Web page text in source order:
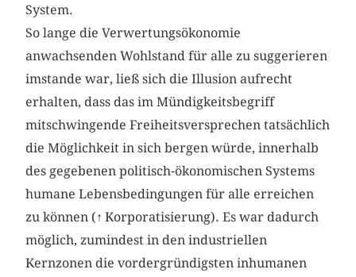
System.
So lange die Verwertungsökonomie
anwachsenden Wohlstand für alle zu suggerieren
imstande war, ließ sich die Illusion aufrecht
erhalten, dass das im Mündigkeitsbegriff
mitschwingende Freiheitsversprechen tatsächlich
die Möglichkeit in sich bergen würde, innerhalb
des gegebenen politisch-ökonomischen Systems
humane Lebensbedingungen für alle erreichen
zu können (↑Korporatisierung). Es war dadurch
möglich, zumindest in den industriellen
Kernzonen die vordergründigsten inhumanen